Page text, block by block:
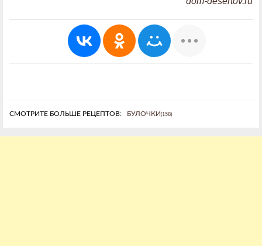
СМОТРИТЕ БОЛЬШЕ РЕЦЕПТОВ: БУЛОЧКИ(158)